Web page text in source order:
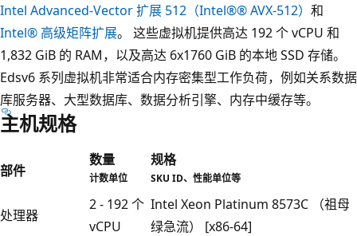
Intel Advanced-Vector 扩展 512（Intel®® AVX-512） 和
Intel® 高级矩阵扩展。 这些虚拟机提供高达 192 个 vCPU 和
1,832 GiB 的 RAM，以及高达 6x1760 GiB 的本地 SSD 存储。
Edsv6 系列虚拟机非常适合内存密集型工作负荷，例如关系数据
库服务器、大型数据库、数据分析引擎、内存中缓存等。
主机规格
部件
数量
计数单位
规格
SKU ID、性能单位等
处理器
2 - 192 个
vCPU
Intel Xeon Platinum 8573C （祖母
绿急流） [x86-64]